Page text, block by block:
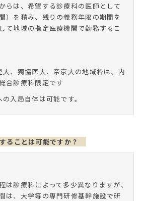
らは、希望する診療科の医師として
）を積み、残りの義務年限の期間を
て地域の指定医療機関で勤務するこ
大、獨協医大、帝京大の地域枠は、内
合診療科限定です
入局自体は可能です。
ることは可能ですか？
は診療科によって多少異なりますが、
は、大学等の専門研修基幹施設で研